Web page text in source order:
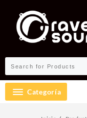
contenido
Categoría